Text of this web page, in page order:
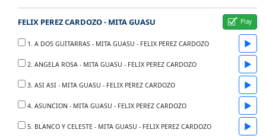
FELIX PEREZ CARDOZO - MITA GUASU
1. A DOS GUITARRAS - MITA GUASU - FELIX PEREZ CARDOZO ▶
2. ANGELA ROSA - MITA GUASU - FELIX PEREZ CARDOZO ▶
3. ASI ASI - MITA GUASU - FELIX PEREZ CARDOZO ▶
4. ASUNCION - MITA GUASU - FELIX PEREZ CARDOZO ▶
5. BLANCO Y CELESTE - MITA GUASU - FELIX PEREZ CARDOZO ▶